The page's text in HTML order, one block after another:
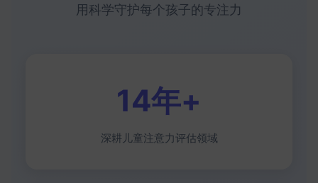
用科学守护每个孩子的专注力
14年+
深耕儿童注意力评估领域